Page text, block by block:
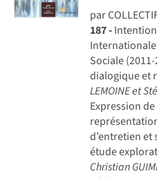
par
187 -
Sociale
dialogique et
LEMOINE et
Expression
d’entretien
étude
Christian